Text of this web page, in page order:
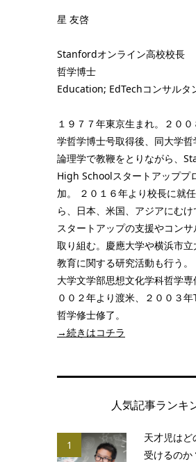
星 友啓
Stanfordオンライン高校校長
哲学博士
Education; EdTechコンサルタ
１９７７年東京生まれ。２０
学哲学博士号取得後、同大学
論理学で教鞭をとりながら、
High Schoolスタートアッププ
加。 ２０１６年より校長に就
ら、日本、米国、アジアにむ
スタートアップの支援やコン
取り組む。慶應大学や横浜市
教育に関する研究活動も行う
大学文学部思想文化学科哲学専
００２年より渡米、２００３
哲学修士修了。
→続きはコチラ
人気記事ランキ
1
天才児はど
受けるのか